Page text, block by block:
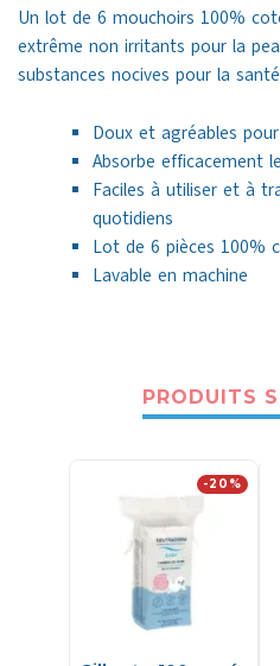
Un lot de 6 mouchoirs 100%
extrême non irritants pour la
substances nocives pour la
Doux et agréables
Absorbe efficacement
Faciles à utiliser et à
quotidiens
Lot de 6 pièces 100%
Lavable en machine
PRODUITS
-20%